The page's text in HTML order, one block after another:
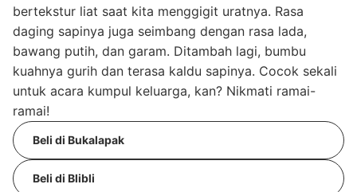
bertekstur liat saat kita menggigit uratnya. Rasa
daging sapinya juga seimbang dengan rasa lada,
bawang putih, dan garam. Ditambah lagi, bumbu
kuahnya gurih dan terasa kaldu sapinya. Cocok sekali
untuk acara kumpul keluarga, kan? Nikmati ramai-
ramai!
Beli di Bukalapak
Beli di Blibli